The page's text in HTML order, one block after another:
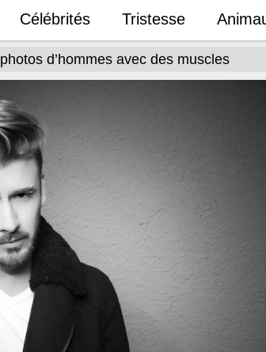
Célébrités Tristesse
d’hommes avec des muscles